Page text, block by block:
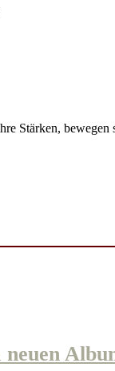
Stärken,